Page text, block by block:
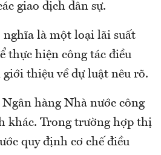
giao dịch dân sự.
nghĩa là một loại lãi suất
thực hiện công tác điều
thiệu về dự luật nêu rõ.
hàng Nhà nước công
khác. Trong trường hợp thị
quy định cơ chế điều